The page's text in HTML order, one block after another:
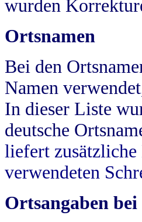
wurden
Ortsnamen
Bei den
Namen
In dieser Liste
deutsche
liefert zusätzliche
verwendeten
Ortsangaben